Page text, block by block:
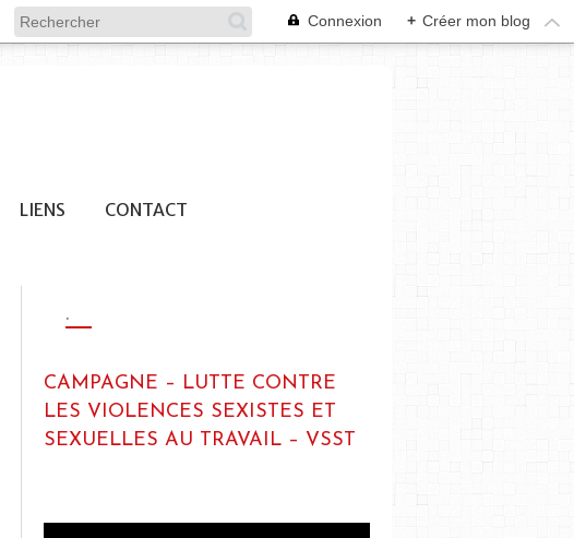
Connexion + Créer mon blog
LIENS CONTACT
.
CAMPAGNE – LUTTE CONTRE
LES VIOLENCES SEXISTES ET
SEXUELLES AU TRAVAIL – VSST